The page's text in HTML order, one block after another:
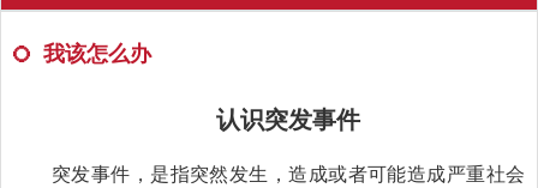
我该怎么办
认识突发事件
突发事件，是指突然发生，造成或者可能造成严重社会